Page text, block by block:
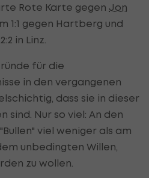
Rote Karte gegen Jon
1:1 gegen Hartberg und
in Linz.
für die
in den vergangenen
dass sie in dieser
sind. Nur so viel: An den
viel weniger als am
unbedingten Willen,
zu wollen.